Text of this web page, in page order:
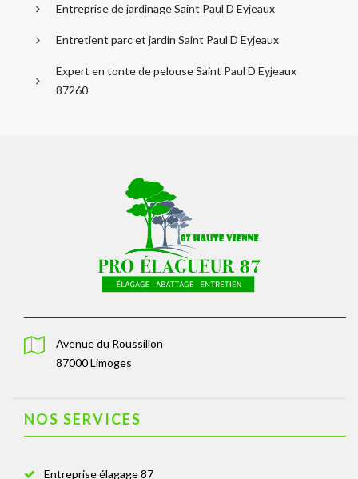
Entreprise de jardinage Saint Paul D Eyjeaux
Entretient parc et jardin Saint Paul D Eyjeaux
Expert en tonte de pelouse Saint Paul D Eyjeaux
87260
Avenue du Roussillon
87000 Limoges
NOS SERVICES
Entreprise élagage 87